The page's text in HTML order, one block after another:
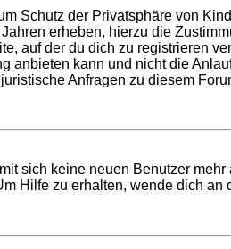
Schutz der Privatsphäre von
erheben, hierzu die
auf der du dich zu registrieren
kann und nicht die
Anfragen zu diesem
sich keine neuen Benutzer
Hilfe zu erhalten, wende dich an